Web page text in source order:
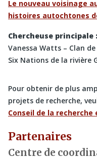
Le nouveau voisinage
histoires autochtones
Chercheuse principale :
Vanessa Watts – Clan
Six Nations de la rivière
Pour obtenir de plus
projets de recherche,
Conseil de la recherche
Partenaires
Centre de